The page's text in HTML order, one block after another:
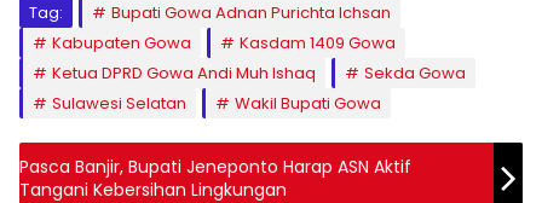
Tag:
Bupati Gowa Adnan Purichta Ichsan
Kabupaten Gowa
Kasdam 1409 Gowa
Ketua DPRD Gowa Andi Muh Ishaq
Sekda Gowa
Sulawesi Selatan
Wakil Bupati Gowa
Pasca Banjir, Bupati Jeneponto Harap ASN Aktif
Tangani Kebersihan Lingkungan